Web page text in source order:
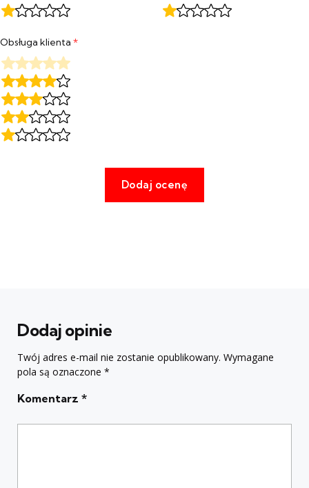
Obsługa klienta *
Dodaj opinie
Twój adres e-mail nie zostanie opublikowany. Wymagane
pola są oznaczone *
Komentarz *